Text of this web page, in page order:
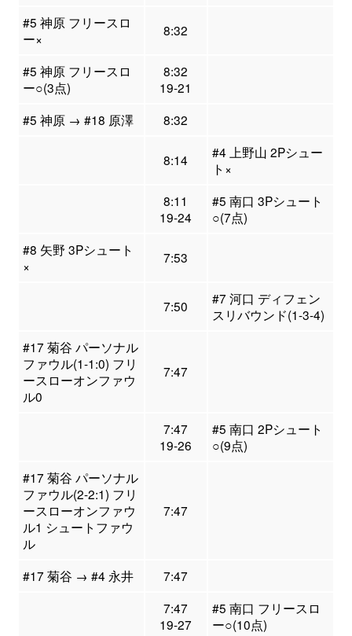
#5 神原 フリースロ
ー×
8:32
#5 神原 フリースロ
ー○(3点)
8:32
19-21
#5 神原 → #18 原澤
8:32
8:14
#4 上野山 2Pシュー
ト×
8:11
19-24
#5 南口 3Pシュート
○(7点)
#8 矢野 3Pシュート
×
7:53
7:50
#7 河口 ディフェン
スリバウンド(1-3-4)
#17 菊谷 パーソナル
ファウル(1-1:0) フリ
ースローオンファウ
ル0
7:47
7:47
19-26
#5 南口 2Pシュート
○(9点)
#17 菊谷 パーソナル
ファウル(2-2:1) フリ
ースローオンファウ
ル1 シュートファウ
ル
7:47
#17 菊谷 → #4 永井
7:47
7:47
19-27
#5 南口 フリースロ
ー○(10点)